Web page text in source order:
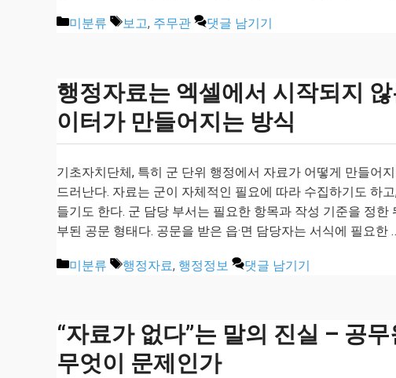
카
리
미분류
태
보고, 주무관 댓글 남기기
행정자료는 엑셀에서 시작되지
이터가 만들어지는 방식
기초자치단체, 특히 군 단위 행정에서 자료가 어떻게 만들어
드러난다. 자료는 군이 자체적인 필요에 따라 수집하기도 하
들기도 한다. 군 담당 부서는 필요한 항목과 작성 기준을 정
부된 공문 형태다. 공문을 받은 읍·면 담당자는 서식에 필요한
카
리
미분류
태
행정자료, 행정정보 댓글 남기기
“자료가 없다”는 말의 진실 – 공
무엇이 문제인가